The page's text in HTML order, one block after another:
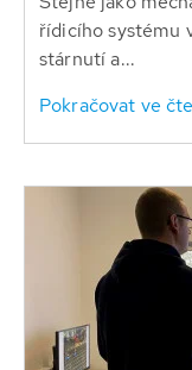
řídicího systému
stárnutí a...
Pokračovat ve